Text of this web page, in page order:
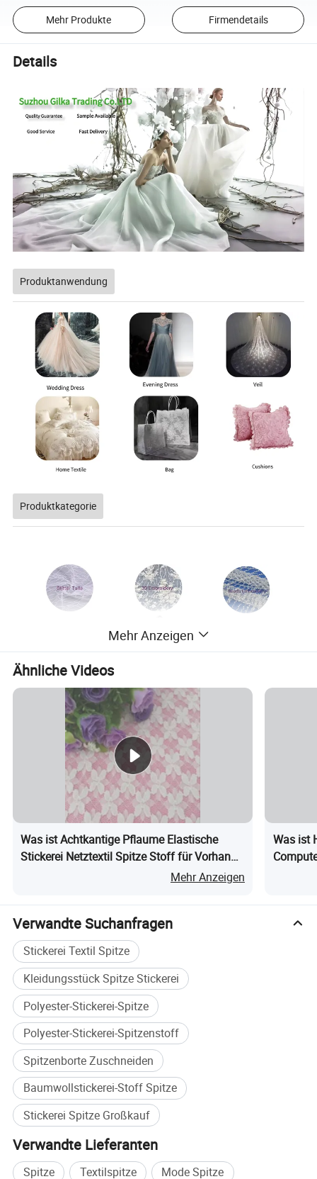
Mehr Produkte Firmendetails
Details
Produktanwendung
Produktkategorie
Produktbeschreibung
Name Glitzer-Tülle
Material 100% Polyester
Mehr Anzeigen
Ähnliche Videos
Was ist Achtkantige Pflaume Elastische
Stickerei Netztextil Spitze Stoff für Vorhang
Mehr Anzeigen
Was ist
Verwandte Suchanfragen
Stickerei Textil Spitze
Kleidungsstück Spitze Stickerei
Polyester-Stickerei-Spitze
Polyester-Stickerei-Spitzenstoff
Spitzenborte Zuschneiden
Baumwollstickerei-Stoff Spitze
Stickerei Spitze Großkauf
Verwandte Lieferanten
Spitze Textilspitze Mode Spitze